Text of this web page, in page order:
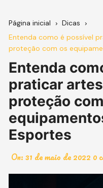
Página inicial
Dicas
Entenda como é possível
proteção com os
Entenda
praticar
proteção
Esportes
On:31 de maio de 2022 0